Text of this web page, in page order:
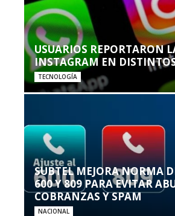
USUARIOS REPORTARON
INSTAGRAM EN
TECNOLOGÍA
SUBTEL MEJORA NORMA
600 Y 809 PARA EVITAR
COBRANZAS Y SPAM
NACIONAL